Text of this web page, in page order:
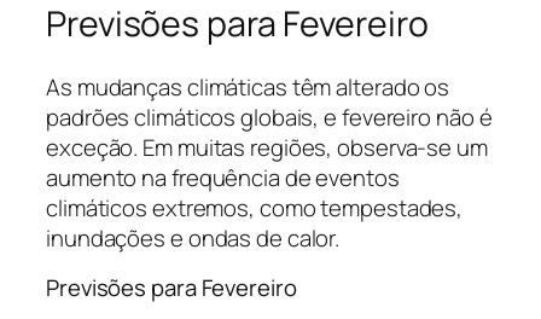
Previsões para Fevereiro
As mudanças climáticas têm alterado os
padrões climáticos globais, e fevereiro não é
exceção. Em muitas regiões, observa-se um
aumento na frequência de eventos
climáticos extremos, como tempestades,
inundações e ondas de calor.
Previsões para Fevereiro